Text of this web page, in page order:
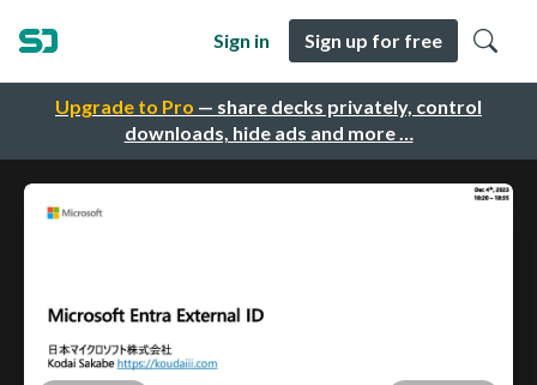
Upgrade to Pro — share decks privately, control
downloads, hide ads and more …
Sign in Sign up for free